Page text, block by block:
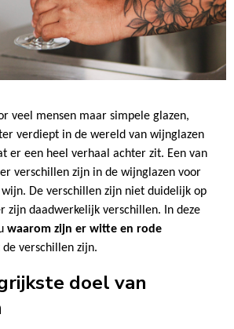
veel mensen maar simpele glazen,
verdiept in de wereld van wijnglazen
er een heel verhaal achter zit. Een van
verschillen zijn in de wijnglazen voor
De verschillen zijn niet duidelijk op
zijn daadwerkelijk verschillen. In deze
waarom zijn er witte en rode
verschillen zijn.
doel van